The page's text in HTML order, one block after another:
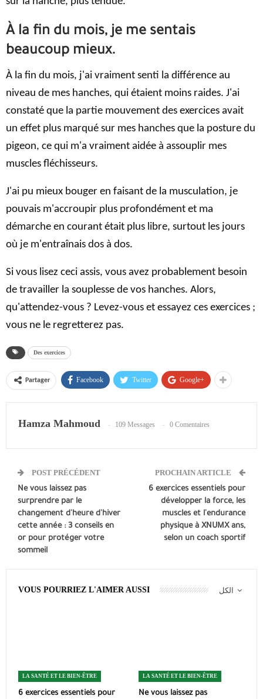
À la fin du mois, je me sentais
beaucoup mieux.
À la fin du mois, j'ai vraiment senti la différence au
niveau de mes hanches, qui étaient moins raides. J'ai
constaté que la partie mouvement des exercices avait
un effet plus marqué sur mes hanches que la posture du
pigeon, ce qui m'a vraiment aidée à assouplir mes
muscles fléchisseurs.
J'ai pu mieux bouger en faisant de la musculation, je
pouvais m'accroupir plus profondément et ma
démarche en courant était plus libre, surtout les jours
où je m'entraînais dos à dos.
Si vous lisez ceci assis, vous avez probablement besoin
de travailler la souplesse de vos hanches. Alors,
qu'attendez-vous ? Levez-vous et essayez ces exercices ;
vous ne le regretterez pas.
Des exercices
Partager Facebook Twitter Google+
Hamza Mahmoud 109 Messages 0 Comentaires
POST PRÉCÉDENT
Ne vous laissez pas
surprendre par le
changement d'heure d'hiver
cette année : 3 conseils en
or pour protéger votre
sommeil
PROCHAIN ARTICLE
6 exercices essentiels pour
développer la force, les
muscles et l'endurance
physique à XNUMX ans,
selon un coach sportif
VOUS POURRIEZ L'AIMER AUSSI
LA SANTÉ ET LE BIEN-ÊTRE
6 exercices essentiels pour
LA SANTÉ ET LE BIEN-ÊTRE
Ne vous laissez pas